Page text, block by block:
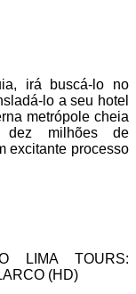
irá buscá-lo no
lo a seu hotel
metrópole cheia
dez milhões de
excitante processo
LIMA TOURS:
(HD)